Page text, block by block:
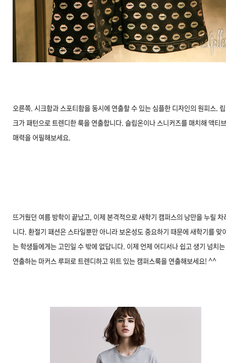
오른쪽. 시크함과 스포티함을 동시에 연출할 수 있는 심플한 디자인의 원피스.
크가 패턴으로 트렌디한 룩을 연출합니다. 슬립온이나 스니커즈를 매치해 액티
매력을 어필해보세요.
뜨거웠던 여름 방학이 끝났고, 이제 본격적으로 새학기 캠퍼스의 낭만을 누릴 차
니다. 환절기 패션은 스타일뿐만 아니라 보온성도 중요하기 때문에 새학기를 맞
는 학생들에게는 고민일 수 밖에 없답니다. 이제 언제 어디서나 쉽고 생기 넘치
연출하는 마커스 루퍼로 트렌디하고 위트 있는 캠퍼스룩을 연출해보세요! ^^